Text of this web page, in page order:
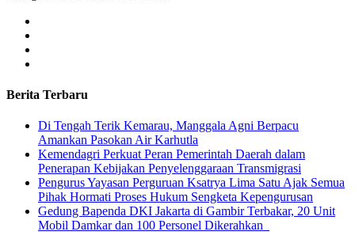
Berita Terbaru
​Di Tengah Terik Kemarau, Manggala Agni Berpacu
Amankan Pasokan Air Karhutla
Kemendagri Perkuat Peran Pemerintah Daerah dalam
Penerapan Kebijakan Penyelenggaraan Transmigrasi
Pengurus Yayasan Perguruan Ksatrya Lima Satu Ajak Semua
Pihak Hormati Proses Hukum Sengketa Kepengurusan
Gedung Bapenda DKI Jakarta di Gambir Terbakar, 20 Unit
Mobil Damkar dan 100 Personel Dikerahkan